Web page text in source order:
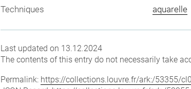
Techniques aquarelle
Last updated on 13.12.2024
The contents of this entry do not necessarily take
Permalink: https://collections.louvre.fr/ark:/53355/